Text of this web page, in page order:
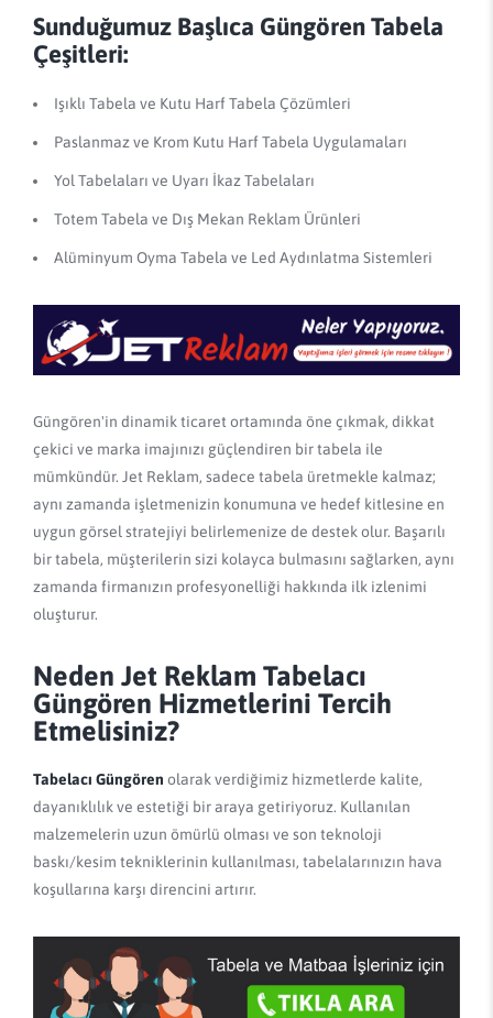
Sunduğumuz Başlıca Güngören Tabela
Çeşitleri:
Işıklı Tabela ve Kutu Harf Tabela Çözümleri
Paslanmaz ve Krom Kutu Harf Tabela Uygulamaları
Yol Tabelaları ve Uyarı İkaz Tabelaları
Totem Tabela ve Dış Mekan Reklam Ürünleri
Alüminyum Oyma Tabela ve Led Aydınlatma Sistemleri
Güngören'in dinamik ticaret ortamında öne çıkmak, dikkat
çekici ve marka imajınızı güçlendiren bir tabela ile
mümkündür. Jet Reklam, sadece tabela üretmekle kalmaz;
aynı zamanda işletmenizin konumuna ve hedef kitlesine en
uygun görsel stratejiyi belirlemenize de destek olur. Başarılı
bir tabela, müşterilerin sizi kolayca bulmasını sağlarken, aynı
zamanda firmanızın profesyonelliği hakkında ilk izlenimi
oluşturur.
Neden Jet Reklam Tabelacı
Güngören Hizmetlerini Tercih
Etmelisiniz?
Tabelacı Güngören olarak verdiğimiz hizmetlerde kalite,
dayanıklılık ve estetiği bir araya getiriyoruz. Kullanılan
malzemelerin uzun ömürlü olması ve son teknoloji
baskı/kesim tekniklerinin kullanılması, tabelalarınızın hava
koşullarına karşı direncini artırır.